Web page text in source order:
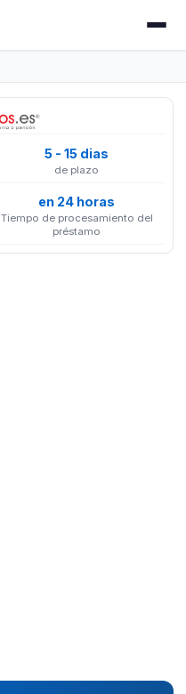
5 - 15 dias
de plazo
en 24 horas
Tiempo de procesamiento del
préstamo